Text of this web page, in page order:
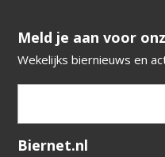
​​​​​​​Meld je aan voor
Wekelijks biernieuws en
Verification code:
Biernet.nl